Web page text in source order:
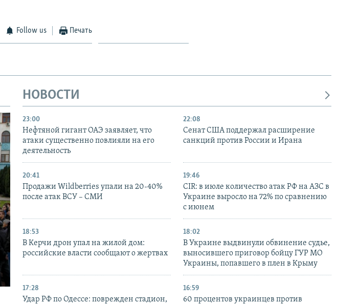
Follow us Печать
НОВОСТИ
23:00
Нефтяной гигант ОАЭ заявляет, что
атаки существенно повлияли на его
деятельность
22:08
Сенат США поддержал расширение
санкций против России и Ирана
20:41
Продажи Wildberries упали на 20-40%
после атак ВСУ – СМИ
19:46
CIR: в июле количество атак РФ на АЗС в
Украине выросло на 72% по сравнению
с июнем
18:53
В Керчи дрон упал на жилой дом:
российские власти сообщают о жертвах
18:02
В Украине выдвинули обвинение судье,
выносившего приговор бойцу ГУР МО
Украины, попавшего в плен в Крыму
17:28
Удар РФ по Одессе: поврежден стадион,
16:59
60 процентов украинцев против